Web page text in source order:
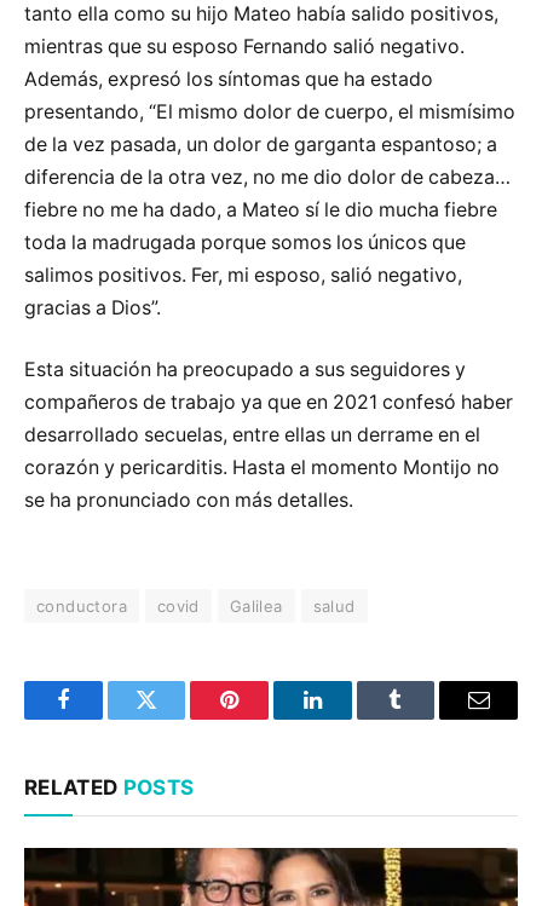
tanto ella como su hijo Mateo había salido positivos,
mientras que su esposo Fernando salió negativo.
Además, expresó los síntomas que ha estado
presentando, “El mismo dolor de cuerpo, el mismísimo
de la vez pasada, un dolor de garganta espantoso; a
diferencia de la otra vez, no me dio dolor de cabeza…
fiebre no me ha dado, a Mateo sí le dio mucha fiebre
toda la madrugada porque somos los únicos que
salimos positivos. Fer, mi esposo, salió negativo,
gracias a Dios”.
Esta situación ha preocupado a sus seguidores y
compañeros de trabajo ya que en 2021 confesó haber
desarrollado secuelas, entre ellas un derrame en el
corazón y pericarditis. Hasta el momento Montijo no
se ha pronunciado con más detalles.
conductora covid Galilea salud
FacebookTwitter Pinterest LinkedInTumblr Email
RELATED POSTS